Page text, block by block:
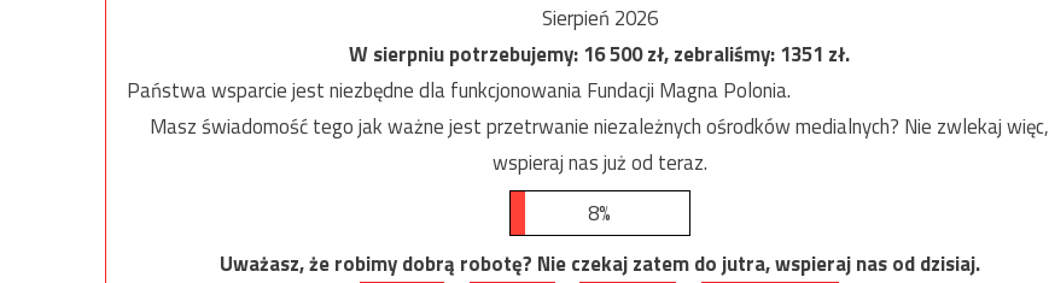
Sierpień 2026
W sierpniu potrzebujemy:16 500zł, zebraliśmy:1351 zł.
Państwa wsparcie jest niezbędne dla funkcjonowania Fundacji Magna Polonia.
Masz świadomość tego jak ważne jest przetrwanie niezależnych ośrodków medialnych? Nie zwlekaj więc,
wspieraj nas już od teraz.
8%
Uważasz, że robimy dobrą robotę? Nie czekaj zatem do jutra, wspieraj nas od dzisiaj.